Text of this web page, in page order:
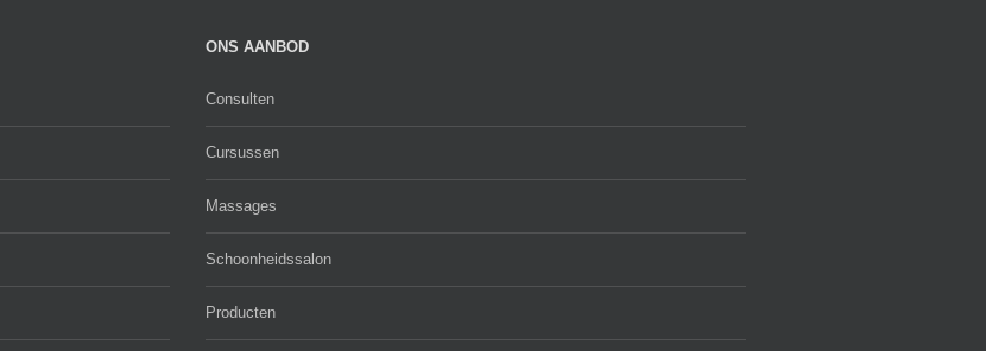
ONS AANBOD
Consulten
Cursussen
Massages
Schoonheidssalon
Producten